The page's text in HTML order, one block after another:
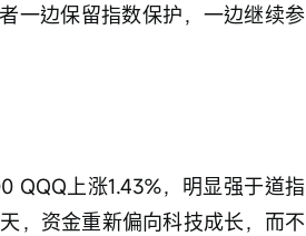
一边保留指数保护，一边继续参
QQQ上涨1.43%，明显强于道指
，资金重新偏向科技成长，而不